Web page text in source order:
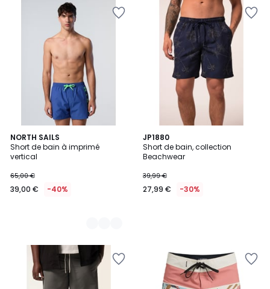
NORTH SAILS
Short de bain à imprimé
vertical
65,00 €
39,00 € -40%
3
Couleurs
JP1880
Short de bain, collection
Beachwear
39,99 €
27,99 € -30%